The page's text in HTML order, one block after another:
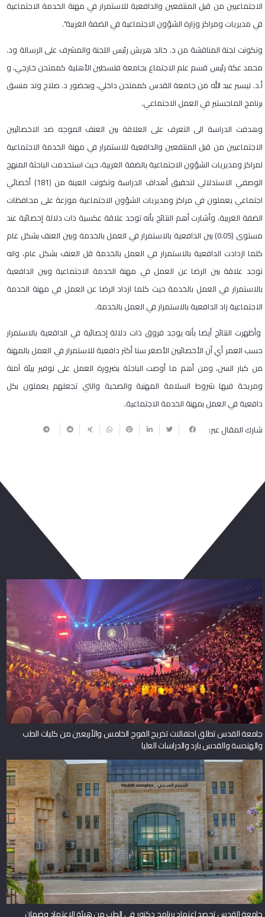
الاجتماعيين من قبل المنتفعين والدافعية للاستمرار في مهنة الخدمة الاجتماعية
في مديريات ومراكز وزارة الشؤون الاجتماعية في الضفة الغربية".
وتكونت لجنة المناقشة من د. خالد هريش رئيس اللجنة والمشرف على الرسالة ود.
محمد عكة رئيس قسم علم الاجتماع بجامعة فلسطين الأهلية كممتحن خارجي، و
أ.د. تيسير عبد الله من جامعة القدس كممتحن داخلي، وبحضور د. صلاح وتد منسق
برنامج الماجستير في العمل الاجتماعي.
وهدفت الدراسة الى التعرف على العلاقة بين العنف الموجه ضد الاخصائيين
الاجتماعيين من قبل المنتفعين والدافعية للاستمرار في مهنة الخدمة الاجتماعية
لمراكز ومديريات الشؤون الاجتماعية بالضفة الغربية، حيث استخدمت الباحثة المنهج
الوصفي الاستدلالي لتحقيق أهداف الدراسة وتكونت العينة من (181) أخصائي
اجتماعي يعملون في مراكز ومديريات الشؤون الاجتماعية موزعة على محافظات
الضفة الغربية، وأشارت أهم النتائج بأنه توجد علاقة عكسية ذات دلالة إحصائية عند
مستوى (0.05) بين الدافعية بالاستمرار في العمل بالخدمة وبين العنف بشكل عام
كلما ازدادت الدافعية بالاستمرار في العمل بالخدمة قل العنف بشكل عام، وانه
توجد علاقة بين الرضا عن العمل في مهنة الخدمة الاجتماعية وبين الدافعية
بالاستمرار في العمل بالخدمة حيث كلما ازداد الرضا عن العمل في مهنة الخدمة
الاجتماعية زاد الدافعية بالاستمرار في العمل بالخدمة.
وأظهرت النتائج أيضا بأنه يوجد فروق ذات دلالة إحصائية في الدافعية بالاستمرار
حسب العمر أي أن الأخصائيين الأصغر سنا أكثر دافعية للاستمرار في العمل بالمهنة
من كبار السن، ومن أهم ما أوصت الباحثة بضرورة العمل على توفير بيئة آمنة
ومريحة فيها شروط السلامة المهنية والصحية والتي تجعلهم يعملون بكل
دافعية في العمل بمهنة الخدمة الاجتماعية.
شارك المقال عبر:
جامعة القدس تطلق احتفالات تخريج الفوج الخامس والأربعين من كليات الطب
والهندسة والقدس بارد والدراسات العليا